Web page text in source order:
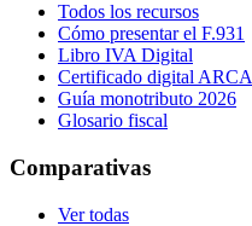
Todos los recursos
Cómo presentar el F.931
Libro IVA Digital
Certificado digital ARCA
Guía monotributo 2026
Glosario fiscal
Comparativas
Ver todas